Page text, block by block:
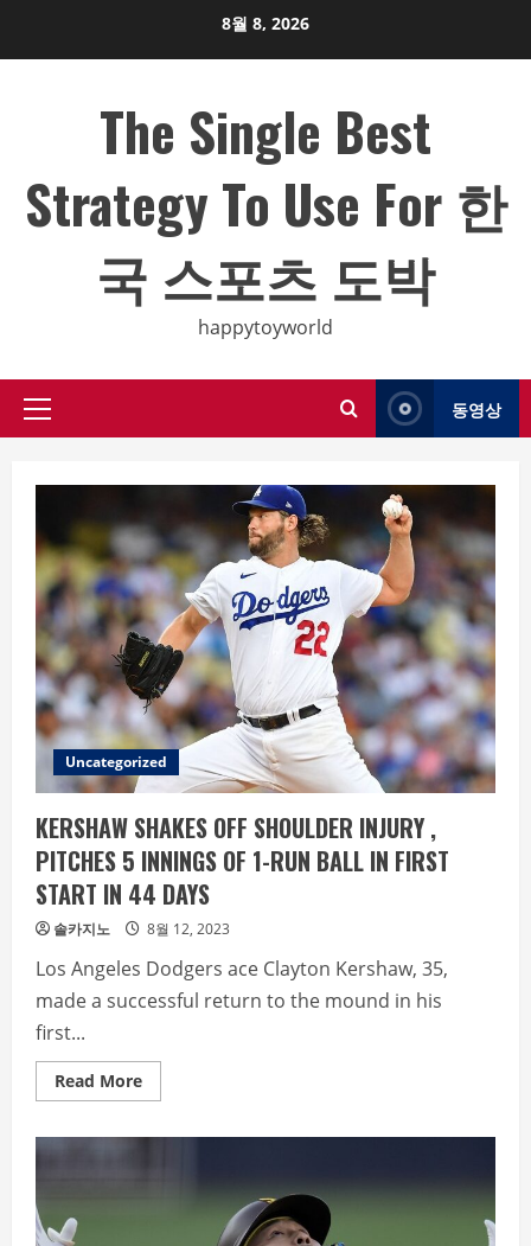
8월 8, 2026
The Single Best
Strategy To Use For 한
국 스포츠 도박
happytoyworld
Primary
동영상
Uncategorized
KERSHAW SHAKES OFF SHOULDER INJURY ,
PITCHES 5 INNINGS OF 1-RUN BALL IN FIRST
START IN 44 DAYS
솔카지노 8월 12, 2023
Los Angeles Dodgers ace Clayton Kershaw, 35,
made a successful return to the mound in his
first...
Read MoreRead
more
INJURY